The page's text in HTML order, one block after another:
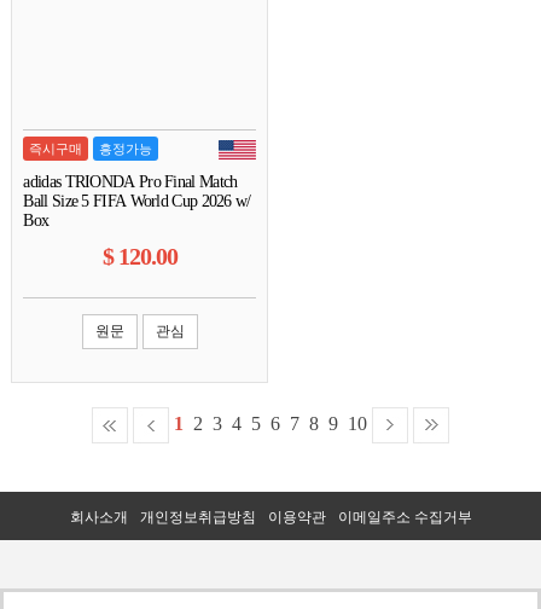
즉시구매 흥정가능
adidas TRIONDA Pro Final Match
Ball Size 5 FIFA World Cup 2026 w/
Box
$120.00
원문 관심
1 2 3 4 5 6 7 8 9 10
회사소개 개인정보취급방침 이용약관 이메일주소 수집거부